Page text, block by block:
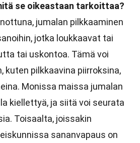
se oikeastaan tarkoittaa?
jumalan pilkkaaminen
jotka loukkaavat tai
tai uskontoa. Tämä voi
kuten pilkkaavina piirroksina,
Monissa maissa jumalan
kiellettyä, ja siitä voi seurata
Toisaalta, joissakin
sananvapaus on